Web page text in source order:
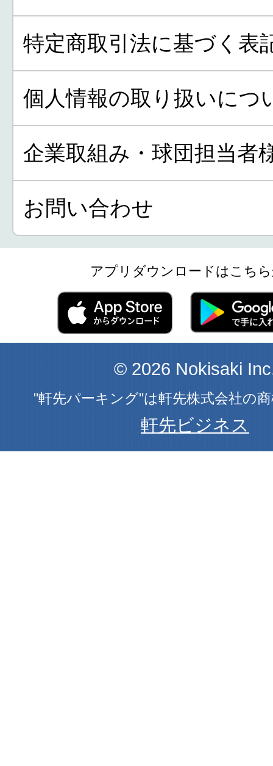
特定商取引法に基づく表
個人情報の取り扱いにつ
企業取組み・球団担当者
お問い合わせ
アプリダウンロードはこち
© 2026 Nokisaki
"軒先パーキング"は軒先株式会社の
軒先ビジネス